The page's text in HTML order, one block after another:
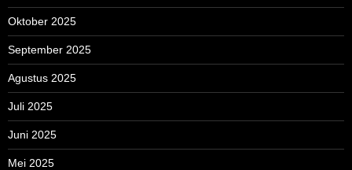
Oktober 2025
September 2025
Agustus 2025
Juli 2025
Juni 2025
Mei 2025